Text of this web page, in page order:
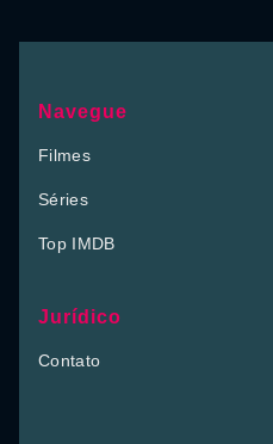
Navegue
Filmes
Séries
Top IMDB
Jurídico
Contato